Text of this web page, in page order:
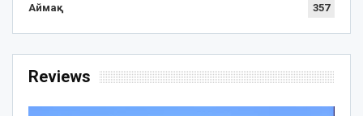
Аймақ 357
Reviews